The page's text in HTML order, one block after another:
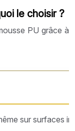
le choisir ?
PU grâce à
sur surfaces